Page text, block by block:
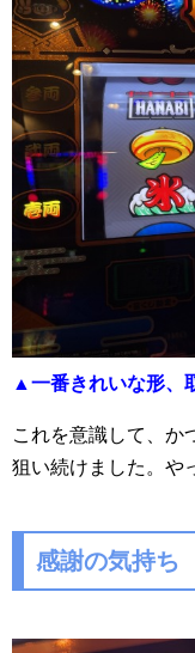
▲一番きれいな形、
これを意識して、か
狙い続けました。や
感謝の気持ち